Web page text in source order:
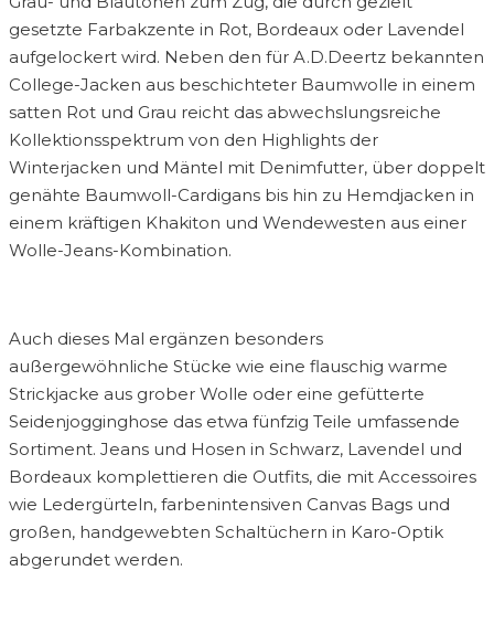
gesetzte Farbakzente in Rot, Bordeaux oder Lavendel
aufgelockert wird. Neben den für A.D.Deertz bekannten
College-Jacken aus beschichteter Baumwolle in einem
satten Rot und Grau reicht das abwechslungsreiche
Kollektionsspektrum von den Highlights der
Winterjacken und Mäntel mit Denimfutter, über doppelt
genähte Baumwoll-Cardigans bis hin zu Hemdjacken in
einem kräftigen Khakiton und Wendewesten aus einer
Wolle-Jeans-Kombination.
Auch dieses Mal ergänzen besonders
außergewöhnliche Stücke wie eine flauschig warme
Strickjacke aus grober Wolle oder eine gefütterte
Seidenjogginghose das etwa fünfzig Teile umfassende
Sortiment. Jeans und Hosen in Schwarz, Lavendel und
Bordeaux komplettieren die Outfits, die mit Accessoires
wie Ledergürteln, farbenintensiven Canvas Bags und
großen, handgewebten Schaltüchern in Karo-Optik
abgerundet werden.